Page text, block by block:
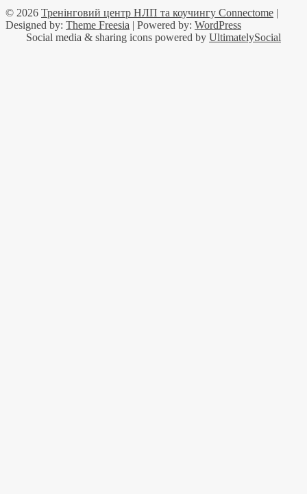
© 2026 Тренінговий центр НЛП та коучингу Connectome |
Designed by: Theme Freesia | Powered by: WordPress
Social media & sharing icons powered by UltimatelySocial